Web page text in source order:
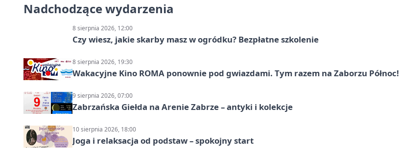
Nadchodzące wydarzenia
8 sierpnia 2026, 12:00
Czy wiesz, jakie skarby masz w ogródku? Bezpłatne szkolenie
8 sierpnia 2026, 19:30
Wakacyjne Kino ROMA ponownie pod gwiazdami. Tym razem na Zaborzu Północ!
9 sierpnia 2026, 07:00
Zabrzańska Giełda na Arenie Zabrze – antyki i kolekcje
10 sierpnia 2026, 18:00
Joga i relaksacja od podstaw – spokojny start